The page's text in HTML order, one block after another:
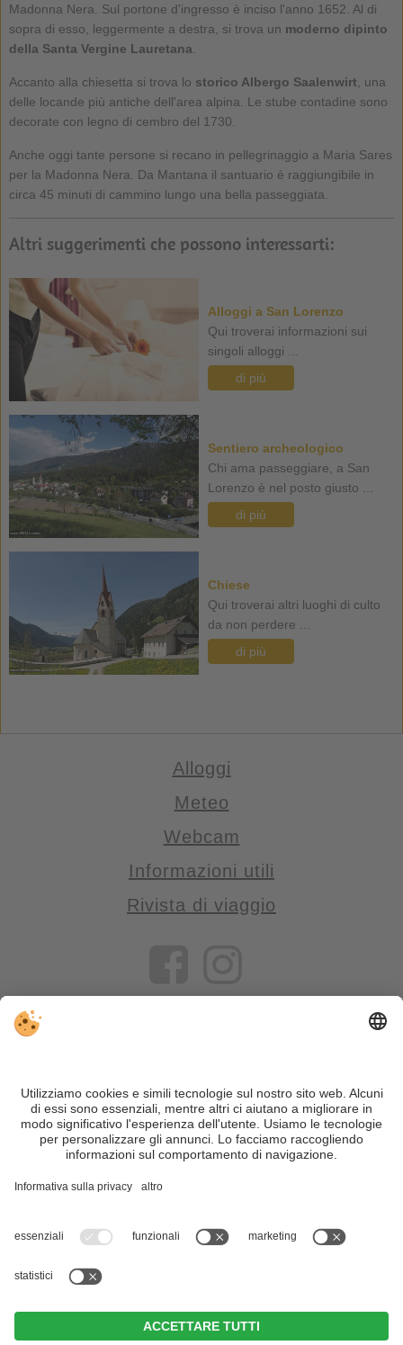
Madonna Nera. Sul portone d'ingresso è inciso l'anno 1652. Al di
sopra di esso, leggermente a destra, si trova un moderno dipinto
della Santa Vergine Lauretana
Accanto alla chiesetta si trova lo storico Albergo Saalenwirt , una
delle locande più antiche dell'area alpina. Le stube contadine sono
decorate con legno di cembro del 1730.
Anche oggi tante persone si recano in pellegrinaggio a Maria Sares
per la Madonna Nera. Da Mantana il santuario è raggiungibile in
circa 45 minuti di cammino lungo una bella passeggiata.
Altri suggerimenti che possono interessarti:
Alloggi a San Lorenzo
Qui troverai informazioni sui
singoli alloggi ...
di più
Sentiero archeologico
Chi ama passeggiare, a San
Lorenzo è nel posto giusto ...
di più
Chiese
Qui troverai altri luoghi di culto
da non perdere ...
di più
Alloggi
Meteo
Webcam
Informazioni utili
Rivista di viaggio
VIVOSüdtirol è il portale di viaggio per chi desidera vivere il
Trentino Alto Adige davvero – con consigli autentici, alloggi e
offerte su misura.
Nonostante il lavoro accurato e il costante aggiornamento dei
motivi di sicurezza, si prega di verificare chiedendo
| Part. IVA IT02365710215